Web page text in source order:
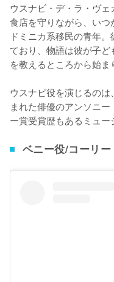
ウスナビ・デ・ラ・ヴ
食店を守りながら、いつ
ドミニカ系移民の青年
ており、物語は彼が子
を教えるところから始ま
ウスナビ役を演じるの
まれた俳優のアンソニ
ー賞受賞歴もあるミュー
ベニー役/コーリ